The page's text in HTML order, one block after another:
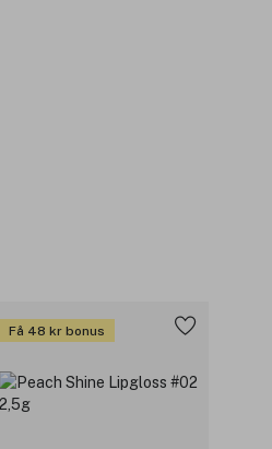
Få 48 kr bonus